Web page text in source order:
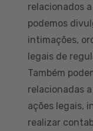
relacionados
podemos
intimações,
legais de
Também
relacionadas
ações legais,
realizar